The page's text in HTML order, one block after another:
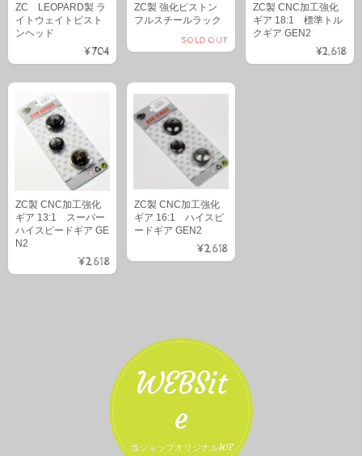
ZC LEOPARD製 ラ
イトウェイトピスト
ンヘッド
¥704
ZC製 強化ピストン
フルスチールラック
SOLD OUT
ZC製 CNC加工強化
ギア 18:1 標準トル
クギア GEN2
¥2,618
ZC製 CNC加工強化
ギア 13:1 スーパー
ハイスピードギア GE
N2
¥2,618
ZC製 CNC加工強化
ギア 16:1 ハイスピ
ードギア GEN2
¥2,618
WEBSit
e
当ショップオリジナルWE